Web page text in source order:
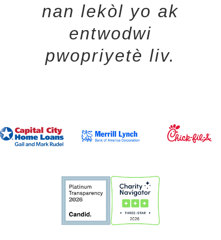
nan lekòl yo ak
entwodwi
pwopriyetè liv.